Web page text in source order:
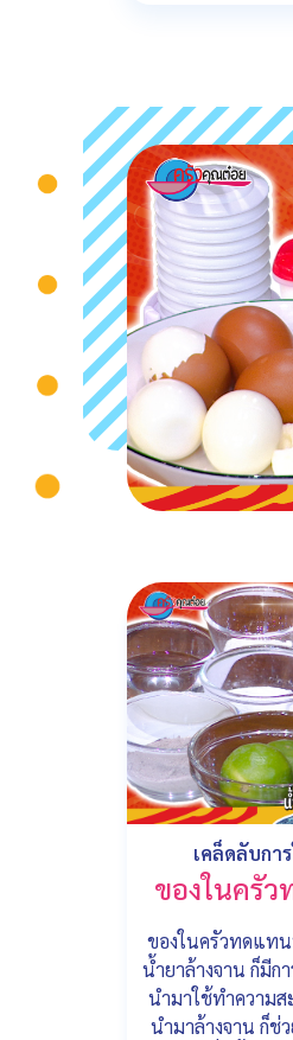
เคล็ดลับกา
ของในครั
ของในครัวทดแท
น้ำยาล้างจาน ก็มีก
นำมาใช้ทำความส
นำมาล้างจาน ก็ช่